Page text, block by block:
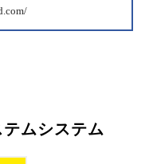
ムシステム